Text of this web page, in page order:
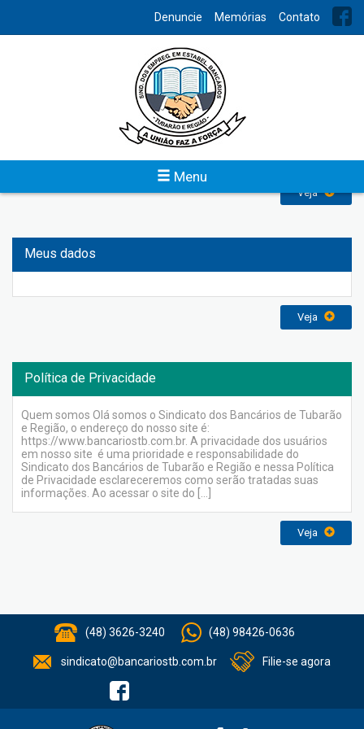
Denuncie Memórias Contato
Menu
Denuncie Assédio Moral
O programa de combate ao assédio moral é uma conquista
dos trabalhadores após grande mobilização na Campanha
Nacional Unificada 2010. Trata-se de um acordo aditivo à
Convenção Coletiva de Trabalho que tem adesão voluntária
Veja
Meus dados
Veja
Política de Privacidade
Quem somos Olá somos o Sindicato dos Bancários de Tubarão
e Região, o endereço do nosso site é:
https://www.bancariostb.com.br. A privacidade dos usuários
em nosso site é uma prioridade e responsabilidade do
Sindicato dos Bancários de Tubarão e Região e nessa Política
de Privacidade esclareceremos como serão tratadas suas
informações. Ao acessar o site do […]
Veja
(48) 3626-3240 (48) 98426-0636
sindicato@bancariostb.com.br Filie-se agora